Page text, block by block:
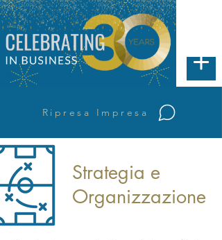
Ripresa Impresa
Strategia e
Organizzazione